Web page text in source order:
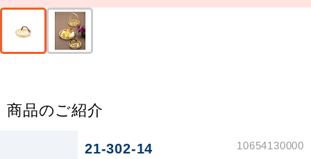
商品のご紹介
21-302-14 10654130000